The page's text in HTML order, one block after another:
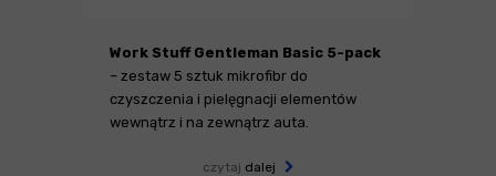
Work Stuff Gentleman Basic 5-pack
– zestaw 5 sztuk mikrofibr do
czyszczenia i pielęgnacji elementów
wewnątrz i na zewnątrz auta.
czytaj dalej